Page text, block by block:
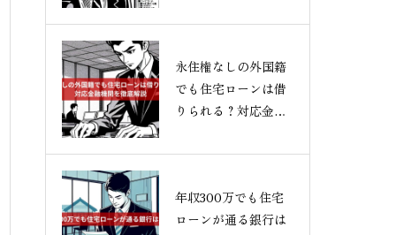
永住権なしの外国籍
でも住宅ローンは借
りられる？対応金融
年収300万でも住宅
ローンが通る銀行は